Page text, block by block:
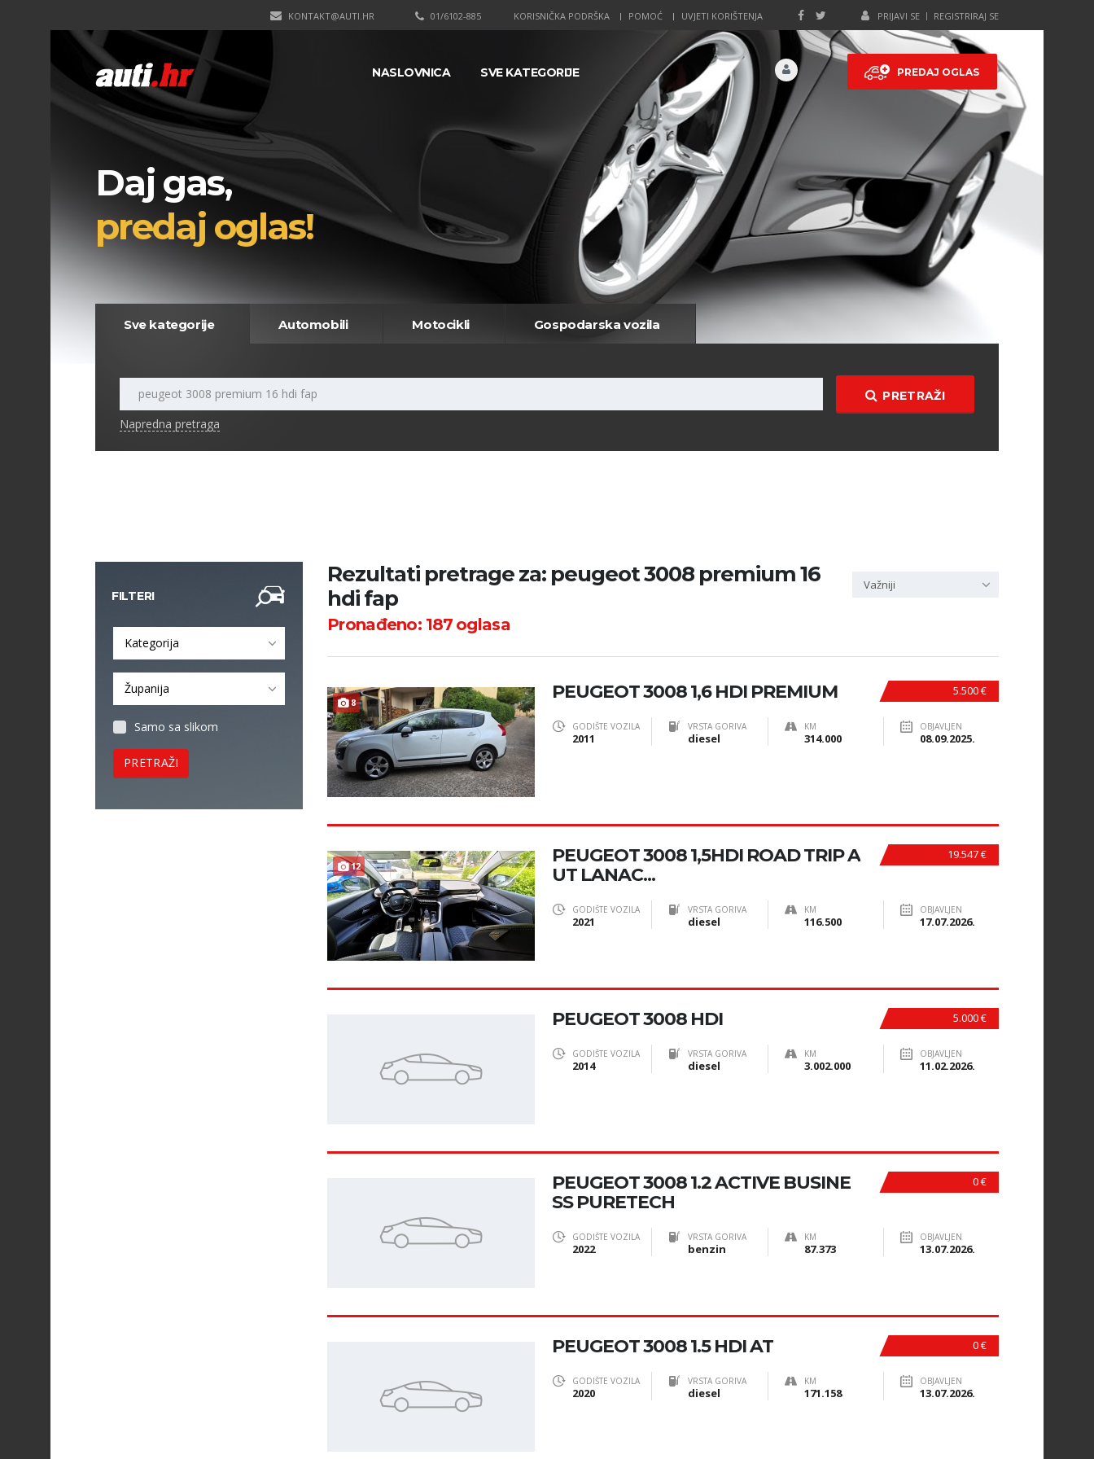
PRIJAVI SE REGISTRIRAJ SE
KORISNIČKA PODRŠKA POMOĆ UVJETI KORIŠTENJA
01/6102-885
KONTAKT@AUTI.HR
PREDAJ OGLAS
NASLOVNICA SVE KATEGORIJE
Daj gas,
predaj oglas!
Sve kategorije Automobili Motocikli Gospodarska vozila
PRETRAŽI
Napredna pretraga
FILTERI
Kategorija
Županija
Samo sa slikom
PRETRAŽI
Rezultati pretrage za: peugeot 3008 premium 16
hdi fap
Pronađeno: 187oglasa
Važniji
8
5.500 €
PEUGEOT 3008 1,6 HDI PREMIUM
GODIŠTE VOZILA
2011
VRSTA GORIVA
diesel
KM
314.000
OBJAVLJEN
08.09.2025.
12
19.547 €
PEUGEOT 3008 1,5HDI ROAD TRIP A
UT LANAC...
GODIŠTE VOZILA
2021
VRSTA GORIVA
diesel
KM
116.500
OBJAVLJEN
17.07.2026.
5.000 €
PEUGEOT 3008 HDI
GODIŠTE VOZILA
2014
VRSTA GORIVA
diesel
KM
3.002.000
OBJAVLJEN
11.02.2026.
0 €
PEUGEOT 3008 1.2 ACTIVE BUSINE
SS PURETECH
GODIŠTE VOZILA
2022
VRSTA GORIVA
benzin
KM
87.373
OBJAVLJEN
13.07.2026.
0 €
PEUGEOT 3008 1.5 HDI AT
GODIŠTE VOZILA
2020
VRSTA GORIVA
diesel
KM
171.158
OBJAVLJEN
13.07.2026.